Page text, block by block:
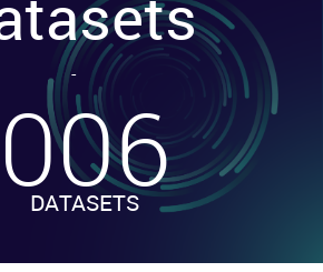
-
006
DATASETS